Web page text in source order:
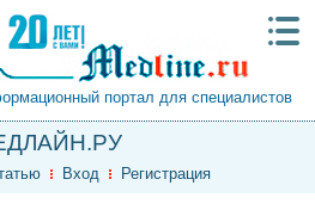
портал для специалистов
Вход Регистрация